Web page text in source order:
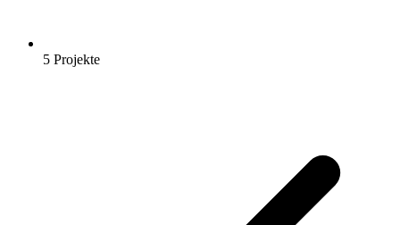
5 Projekte